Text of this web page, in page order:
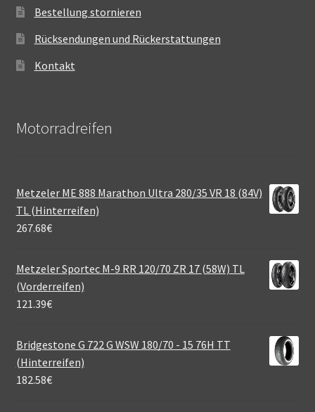
Bestellung stornieren
Rücksendungen und Rückerstattungen
Kontakt
Motorradreifen
Metzeler ME 888 Marathon Ultra 280/35 VR 18 (84V)
TL (Hinterreifen)
267.68€
Metzeler Sportec M-9 RR 120/70 ZR 17 (58W) TL
(Vorderreifen)
121.39€
Bridgestone G 722 G WSW 180/70 - 15 76H TT
(Hinterreifen)
182.58€